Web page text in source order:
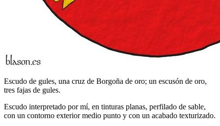
Escudo de gules, una cruz de Borgoña de oro; un escusón de oro,
tres fajas de gules.
Escudo interpretado por mí, en tinturas planas, perfilado de sable,
con un contorno exterior medio punto y con un acabado texturizado.